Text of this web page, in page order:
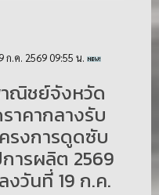
ก.ค. 2569 09:55 น.
ณิชย์จังหวัด
าคากลางรับ
รงการดูดซับ
ารผลิต 2569
วันที่ 19 ก.ค.